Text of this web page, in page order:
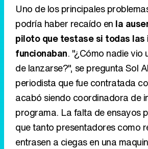
Uno de los principales
podría haber recaído en la
piloto que testase si todas las
funcionaban. "¿Cómo nadie vio
de lanzarse?", se pregunta Sol
periodista que fue contratada
acabó siendo coordinadora de
programa. La falta de ensayos
que tanto presentadores como
entrasen a ciegas en una